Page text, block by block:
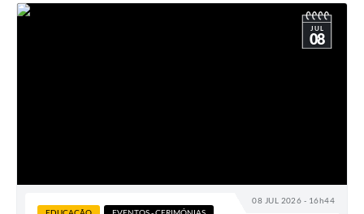
08 JUL 2026 - 16h44
JUL
08